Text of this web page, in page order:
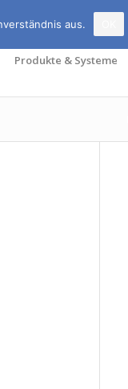
Produkte & Systeme
aus.